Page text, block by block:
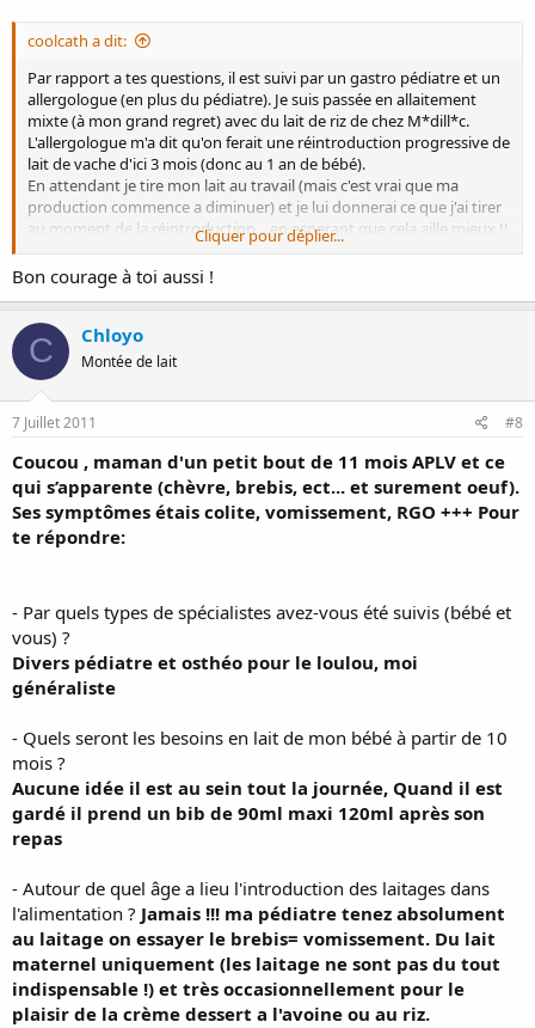
coolcath a dit:
Par rapport a tes questions, il est suivi par un gastro pédiatre et un
allergologue (en plus du pédiatre). Je suis passée en allaitement
mixte (à mon grand regret) avec du lait de riz de chez M*dill*c.
L'allergologue m'a dit qu'on ferait une réintroduction progressive de
lait de vache d'ici 3 mois (donc au 1 an de bébé).
En attendant je tire mon lait au travail (mais c'est vrai que ma
production commence a diminuer) et je lui donnerai ce que j'ai tirer
au moment de la réintroduction... en esperant que cela aille mieux !!
sinon je donne quand meme la tétée le soir et la nuit... hélas il se
réveille de nombreuses fois mais peut etre aussi que c'est ce qui me
permet de tirer encore un peu de lait dans la journée. par contre
meme temps !
Bon courage a toi !!
Cliquer pour déplier...
Bon courage à toi aussi !
C Chloyo
Montée de lait
7 Juillet 2011 #8
Coucou , maman d'un petit bout de 11 mois APLV et ce
qui s’apparente (chèvre, brebis, ect... et surement oeuf).
Ses symptômes étais colite, vomissement, RGO +++ Pour
te répondre:
- Par quels types de spécialistes avez-vous été suivis (bébé et
vous) ?
Divers pédiatre et osthéo pour le loulou, moi
généraliste
- Quels seront les besoins en lait de mon bébé à partir de 10
mois ?
Aucune idée il est au sein tout la journée, Quand il est
gardé il prend un bib de 90ml maxi 120ml après son
repas
- Autour de quel âge a lieu l'introduction des laitages dans
l'alimentation ? Jamais !!! ma pédiatre tenez absolument
au laitage on essayer le brebis= vomissement. Du lait
maternel uniquement (les laitage ne sont pas du tout
indispensable !) et très occasionnellement pour le
plaisir de la crème dessert a l'avoine ou au riz.